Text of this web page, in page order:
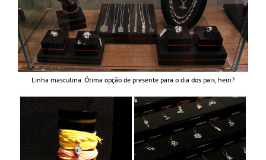
Linha masculina. Ótima opção de presente para o dia dos pais, hein?